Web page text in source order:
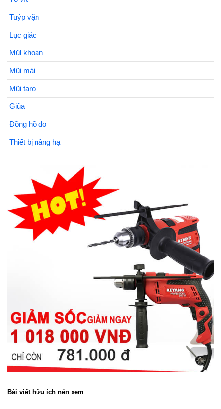
Tuýp vặn
Lục giác
Mũi khoan
Mũi mài
Mũi taro
Giũa
Đồng hồ đo
Thiết bị nâng hạ
Bài viết hữu ích nên xem